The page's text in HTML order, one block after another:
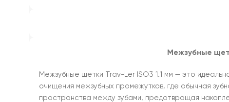
Межзубные
Межзубные щетки Trav-Ler ISO3 1.1 мм — это
очищения межзубных промежутков, где обычная
пространства между зубами, предотвращая